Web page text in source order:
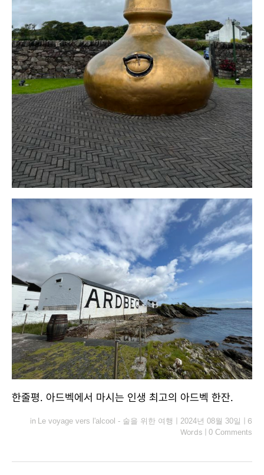
한줄평. 아드벡에서 마시는 인생 최고의 아드벡 한잔.
in Le voyage vers l'alcool - 술을 위한 여행 2024년 08월 30일
6
Words
0 Comments